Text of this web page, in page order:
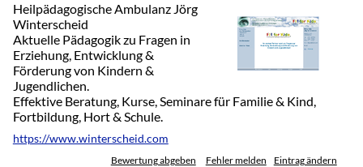
Heilpädagogische Ambulanz Jörg
Winterscheid
Aktuelle Pädagogik zu Fragen in
Erziehung, Entwicklung &
Förderung von Kindern &
Jugendlichen.
Effektive Beratung, Kurse, Seminare für Familie & Kind,
Fortbildung, Hort & Schule.
https://www.winterscheid.com
Bewertung abgeben Fehler melden Eintrag ändern